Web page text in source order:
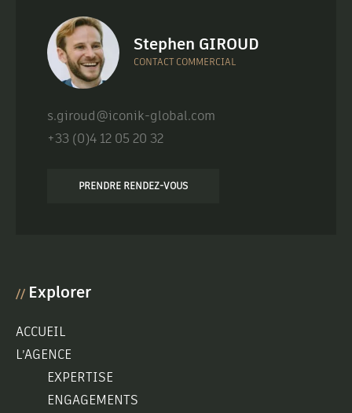
Stephen GIROUD
CONTACT COMMERCIAL
s.giroud@iconik-global.com
+33 (0)4 12 05 20 32
PRENDRE RENDEZ-VOUS
// Explorer
ACCUEIL
L’AGENCE
EXPERTISE
ENGAGEMENTS